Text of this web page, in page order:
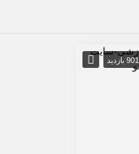
901 بازدید